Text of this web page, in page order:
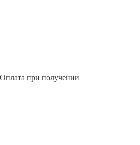
при получении